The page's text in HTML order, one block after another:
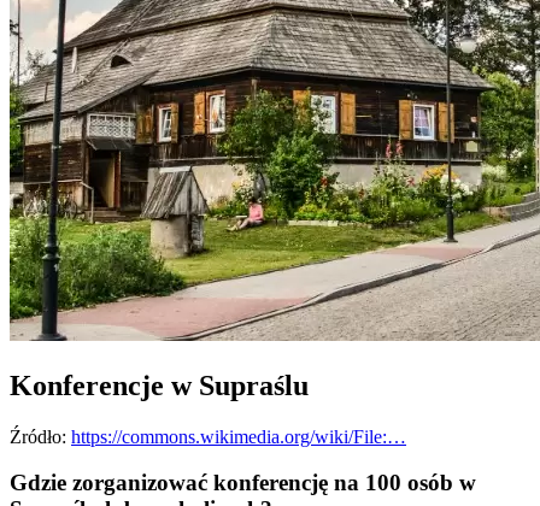
Konferencje w Supraślu
Źródło: https://commons.wikimedia.org/wiki/File:…
Gdzie zorganizować konferencję na 100 osób w